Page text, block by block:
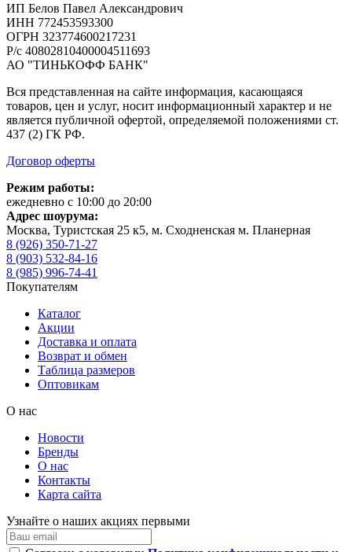
ИП Белов Павел Александрович
ИНН 772453593300
ОГРН 323774600217231
Р/с 40802810400004511693
АО "ТИНЬКОФФ БАНК"
Вся представленная на сайте информация, касающаяся
товаров, цен и услуг, носит информационный характер и не
является публичной офертой, определяемой положениями ст.
437 (2) ГК РФ.
Договор оферты
Режим работы:
ежедневно с 10:00 до 20:00
Адрес шоурума:
Москва, Туристская 25 к5, м. Сходненская м. Планерная
8 (926) 350-71-27
8 (903) 532-84-16
8 (985) 996-74-41
Покупателям
Каталог
Акции
Доставка и оплата
Возврат и обмен
Таблица размеров
Оптовикам
О нас
Новости
Бренды
О нас
Контакты
Карта сайта
Узнайте о наших акциях первыми